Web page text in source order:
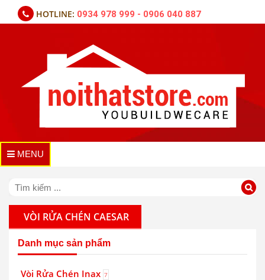
HOTLINE: 0934 978 999 - 0906 040 887
MENU
VÒI RỬA CHÉN CAESAR
Danh mục sản phẩm
Vòi Rửa Chén Inax 7